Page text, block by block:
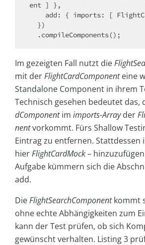
ent ] },
Im gezeigten Fall nutzt die
mit derFlightCardComponenteine
Standalone Component in ihrem
Technisch gesehen bedeutet das,
dComponentim imports-Arrayder
nentvorkommt. Fürs Shallow
Eintrag zu entfernen. Stattdessen
hierFlightCardMock–
Aufgabe kümmern sich die
add.
DieFlightSearchComponentkommt
ohne echte Abhängigkeiten zum
kann der Test prüfen, ob sich
gewünscht verhalten. Listing 3